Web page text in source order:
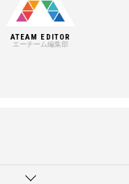
ATEAM EDITOR
エーチーム編集部